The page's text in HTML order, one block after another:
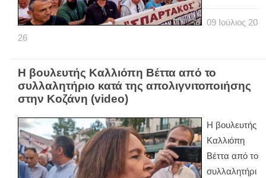
09 Ιούλιος 20
26
Η βουλευτής Καλλιόπη Βέττα από το
συλλαλητήριο κατά της απολιγνιτοποιήσης
στην Κοζάνη (video)
Η βουλευτής
Καλλιόπη
Βέττα από το
συλλαλητήρι